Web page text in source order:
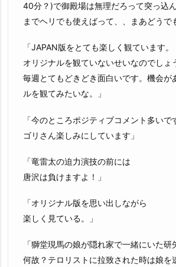
40分？)で御殿場は無理だろって突っ込
までヘリでも使えばって、、まあどうで
「JAPAN版をとても楽しく観ています。
オリジナルを観ていないせいなのでしょ
毎週とてもどきどき面白いです。機会が
ルを観てみたいな。」
「今のところポジティブコメント多いで
ゴリさん楽しみにしています」
「竜雷太の迫力演技の前には
唐沢は負けますよ！」
「オリジナル版を思い出しながら
楽しく見ている。」
「獅堂現馬の娘が隠れ家で一緒にいた研
何故？テロリストに拉致された時は娘を